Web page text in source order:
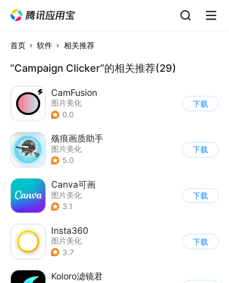
首页 软件 相关推荐
“Campaign Clicker”的相关推荐(29)
CamFusion
图片美化
0.0
下载
殇痕画质助手
图片美化
5.0
下载
Canva可画
图片美化
3.1
下载
Insta360
图片美化
3.7
下载
Koloro滤镜君